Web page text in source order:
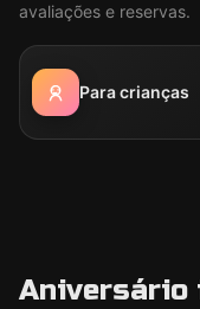
avaliações e reservas.
Para crianças
Aniversário